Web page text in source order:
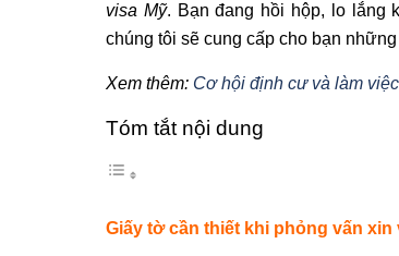
visa Mỹ. Bạn đang hồi hộp, lo lắng
chúng tôi sẽ cung cấp cho bạn
Xem thêm: Cơ hội định cư và làm
Tóm tắt nội dung
Giấy tờ cần thiết khi phỏng vấn xin